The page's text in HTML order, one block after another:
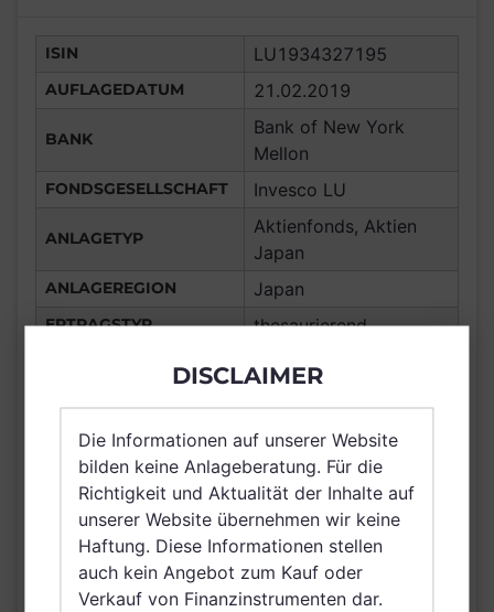
ISIN LU1934327195
AUFLAGEDATUM 21.02.2019
BANK
Bank of New York
Mellon
FONDSGESELLSCHAFT Invesco LU
ANLAGETYP
Aktienfonds, Aktien
Japan
ANLAGEREGION Japan
ERTRAGSTYP thesaurierend
USD
VERTRIEBSZULASSUNG
Luxemburg, Österreich,
Schweiz, Hong Kong,
Belgien, Taiwan
(Provinz Chinas),
Netherlands (Kingdom
of the), Singapur
DISCLAIMER
Die Informationen auf unserer Website
bilden keine Anlageberatung. Für die
Richtigkeit und Aktualität der Inhalte auf
unserer Website übernehmen wir keine
Haftung. Diese Informationen stellen
auch kein Angebot zum Kauf oder
Verkauf von Finanzinstrumenten dar.